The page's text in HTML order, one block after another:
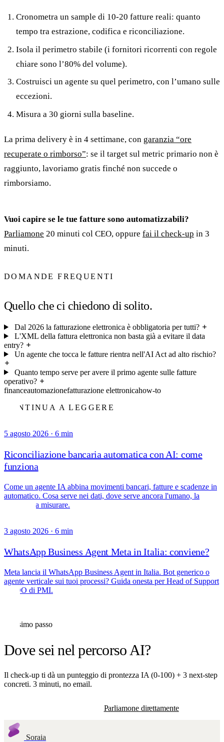
Cronometra un sample di 10-20 fatture reali: quanto
tempo tra estrazione, codifica e riconciliazione.
Isola il perimetro stabile (i fornitori ricorrenti con regole
chiare sono l’80% del volume).
Costruisci un agente su quel perimetro, con l’umano sulle
eccezioni.
Misura a 30 giorni sulla baseline.
La prima delivery è in 4 settimane, con garanzia “ore
recuperate o rimborso”: se il target sul metric primario non è
raggiunto, lavoriamo gratis finché non succede o
rimborsiamo.
Vuoi capire se le tue fatture sono automatizzabili?
Parliamone 20 minuti col CEO, oppure fai il check-up in 3
minuti.
DOMANDE FREQUENTI
Quello che ci chiedono di solito.
Dal 2026 la fatturazione elettronica è obbligatoria per tutti?
L'XML della fattura elettronica non basta già a evitare il data
entry?
Un agente che tocca le fatture rientra nell'AI Act ad alto rischio?
Quanto tempo serve per avere il primo agente sulle fatture
operativo?
financeautomazionefatturazione elettronicahow-to
CONTINUA A LEGGERE
5 agosto 2026 · 6 min
Riconciliazione bancaria automatica con AI: come
funziona
Come un agente IA abbina movimenti bancari, fatture e scadenze in
automatico. Cosa serve nei dati, dove serve ancora l'umano, la
baseline da misurare.
3 agosto 2026 · 6 min
WhatsApp Business Agent Meta in Italia: conviene?
Meta lancia il WhatsApp Business Agent in Italia. Bot generico o
agente verticale sui tuoi processi? Guida onesta per Head of Support
e COO di PMI.
Prossimo passo
Dove sei nel percorso AI?
Il check-up ti dà un punteggio di prontezza IA (0-100) + 3 next-step
concreti. 3 minuti, no email.
Parliamone direttamente
Soraia